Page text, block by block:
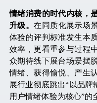
情绪消费的时代内核，
升级。在同质化展示场
体验的评判标准发生本
效率，更看重参与过程
众期待线下展台场景摆
情绪、获得愉悦、产生
展行业彻底跳出“以品牌
用户情绪体验为核心”的